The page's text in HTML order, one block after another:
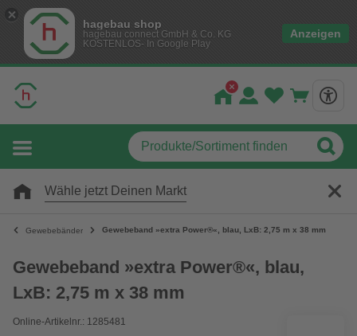
hagebau shop
hagebau connect GmbH & Co. KG
KOSTENLOS- In Google Play
Anzeigen
Wähle jetzt Deinen Markt
Gewebebänder Gewebeband »extra Power®«, blau, LxB: 2,75 m x 38 mm
Gewebeband »extra Power®«, blau,
LxB: 2,75 m x 38 mm
Online-Artikelnr.: 1285481